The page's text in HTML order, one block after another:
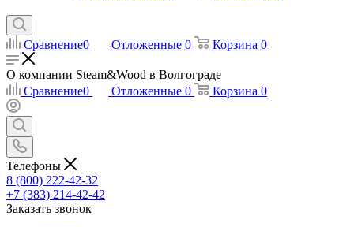
Сравнение0 Отложенные 0 Корзина 0
О компании Steam&Wood в Волгограде
Сравнение0 Отложенные 0 Корзина 0
Телефоны
8 (800) 222-42-32
+7 (383) 214-42-42
Заказать звонок